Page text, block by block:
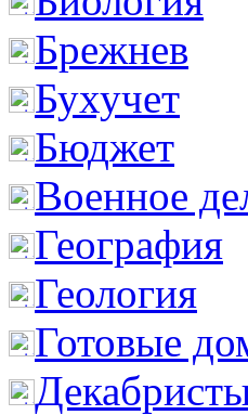
Брежнев
Бухучет
Бюджет
Военное
География
Геология
Готовые